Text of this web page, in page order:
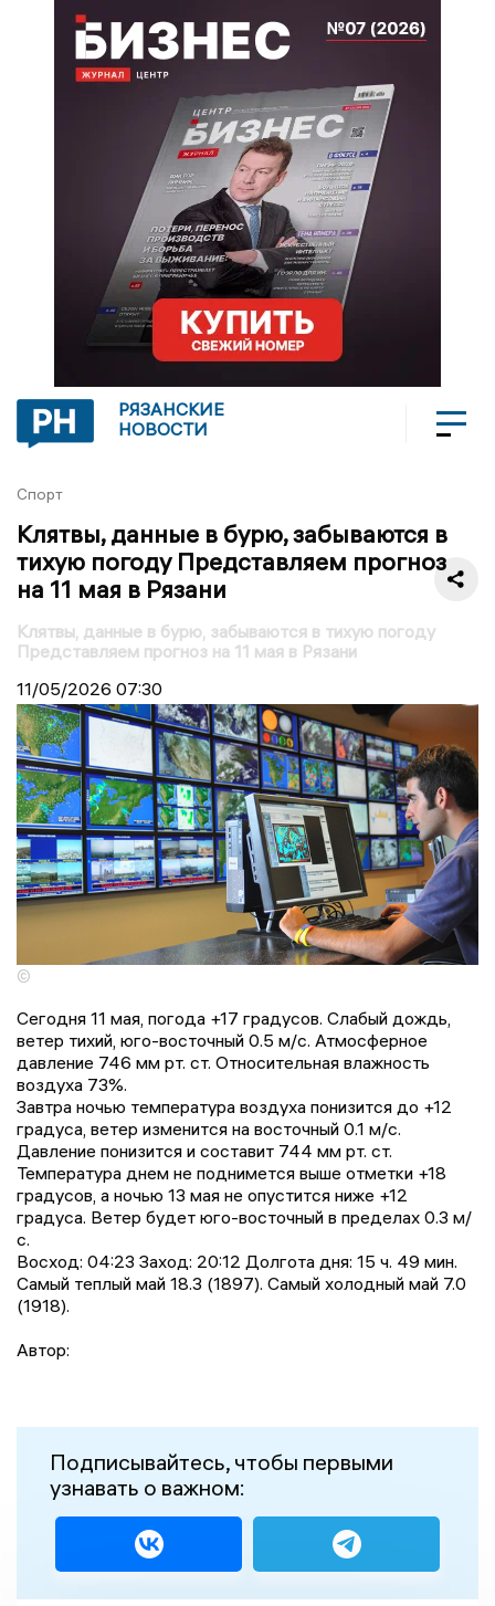
РЯЗАНСКИЕ
НОВОСТИ
Спорт
Клятвы, данные в бурю, забываются в
тихую погоду Представляем прогноз
на 11 мая в Рязани
Клятвы, данные в бурю, забываются в тихую погоду
Представляем прогноз на 11 мая в Рязани
11/05/2026 07:30
©
Сегодня 11 мая, погода +17 градусов. Слабый дождь,
ветер тихий, юго-восточный 0.5 м/с. Атмосферное
давление 746 мм рт. ст. Относительная влажность
воздуха 73%.
Завтра ночью температура воздуха понизится до +12
градусa, ветер изменится на восточный 0.1 м/с.
Давление понизится и составит 744 мм рт. ст.
Температура днем не поднимется выше отметки +18
градусов, a ночью 13 мая не опустится ниже +12
градусa. Ветер будет юго-восточный в пределах 0.3 м/
с.
Восход: 04:23 Заход: 20:12 Долгота дня: 15 ч. 49 мин.
Самый теплый май 18.3 (1897). Самый холодный май 7.0
(1918).
Автор:
Подписывайтесь, чтобы первыми
узнавать о важном: